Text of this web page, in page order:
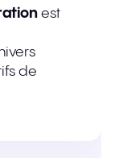
est
de